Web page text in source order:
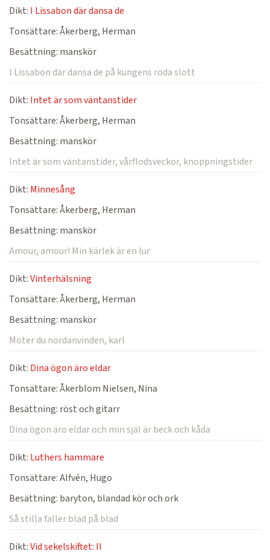
Dikt: I Lissabon där dansa de
Tonsättare:Åkerberg, Herman
Besättning: manskör
I Lissabon där dansa de på kungens röda slott
Dikt: Intet är som väntanstider
Tonsättare:Åkerberg, Herman
Besättning: manskör
Intet är som väntanstider, vårflodsveckor, knoppningstider
Dikt: Minnesång
Tonsättare:Åkerberg, Herman
Besättning: manskör
Amour, amour! Min kärlek är en lur
Dikt:Vinterhälsning
Tonsättare:Åkerberg, Herman
Besättning: manskör
Möter du nordanvinden, karl
Dikt: Dina ögon äro eldar
Tonsättare:Åkerblom Nielsen, Nina
Besättning: röst och gitarr
Dina ögon äro eldar och min själ är beck och kåda
Dikt: Luthers hammare
Tonsättare:Alfvén, Hugo
Besättning: baryton, blandad kör och ork
Så stilla faller blad på blad
Dikt:Vid sekelskiftet: II